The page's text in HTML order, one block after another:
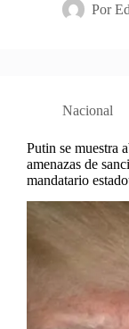
Por
Nacional
Putin se muestra
amenazas de
mandatario